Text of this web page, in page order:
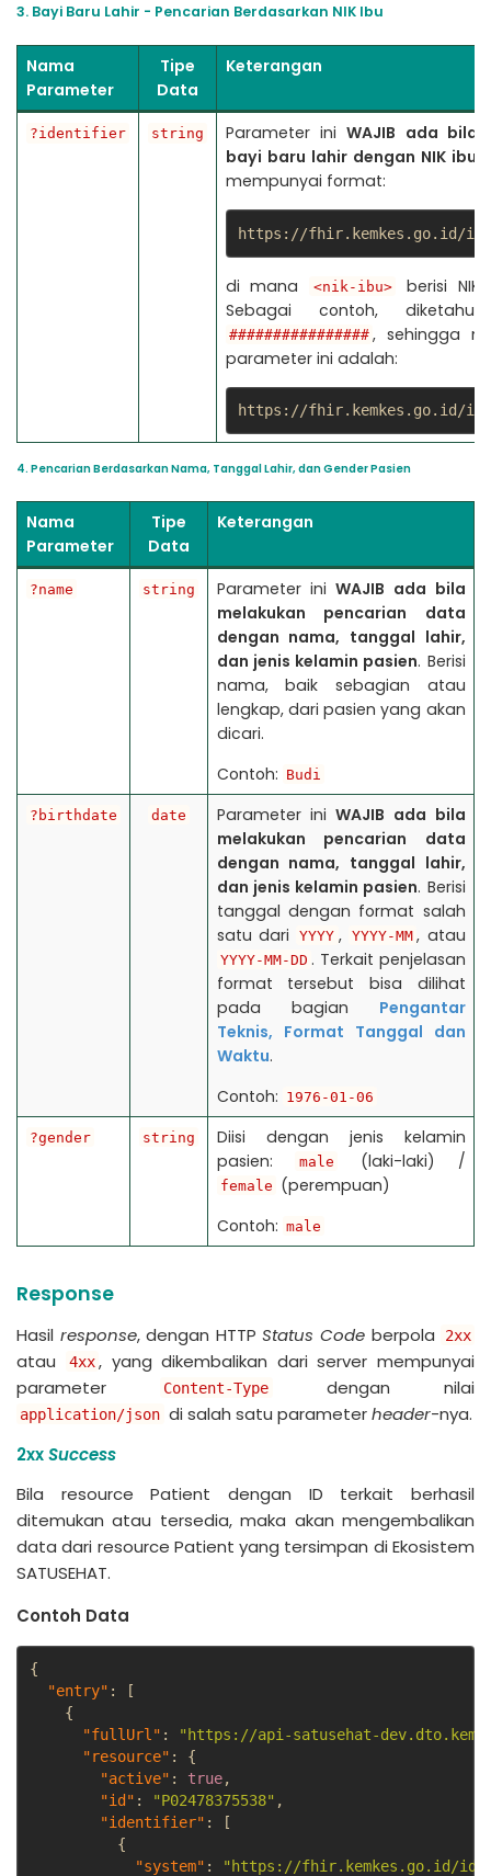
3. Bayi Baru Lahir - Pencarian Berdasarkan NIK Ibu
Nama
Parameter
Tipe
Data
Keterangan
?identifier string Parameter ini WAJIB ada bila
bayi baru lahir dengan NIK ibu
mempunyai format:
https://fhir.kemkes.go.id/
di mana <nik-ibu>
berisi
Sebagai contoh,
################ , sehingga
parameter ini adalah:
https://fhir.kemkes.go.id/id/
4. Pencarian Berdasarkan Nama, Tanggal Lahir, dan Gender Pasien
Nama
Parameter
Tipe
Data
Keterangan
?name string Parameter ini WAJIB ada bila
melakukan pencarian data
dengan nama, tanggal lahir,
dan jenis kelamin pasien. Berisi
nama, baik sebagian atau
lengkap, dari pasien yang akan
dicari.
Contoh: Budi
?birthdate date Parameter ini WAJIB ada bila
melakukan pencarian data
dengan nama, tanggal lahir,
dan jenis kelamin pasien. Berisi
tanggal dengan format salah
satu dari
YYYY , YYYY-MM , atau
YYYY-MM-DD . Terkait penjelasan
format tersebut bisa dilihat
pada bagian Pengantar
Teknis, Format Tanggal dan
Waktu.
Contoh: 1976-01-06
?gender string
Diisi dengan jenis kelamin
pasien:
male (laki-laki) /
female (perempuan)
Contoh: male
Response
Hasil response, dengan HTTPStatus Code berpola 2xx
atau 4xx , yang dikembalikan dari server mempunyai
parameter
Content-Type dengan nilai
application/json di salah satu parameterheader-nya.
2xxSuccess
Bila resource Patient dengan ID terkait berhasil
ditemukan atau tersedia, maka akan mengembalikan
data dari resource Patient yang tersimpan di Ekosistem
SATUSEHAT.
Contoh Data
{
"entry" :
[
{
"fullUrl" :
"https://api-satusehat-
"resource" :
{
"active" : true,
"id" : "P02478375538" ,
"identifier" :
[
{
"system" : "https://fhir.kemkes.go.id/id/